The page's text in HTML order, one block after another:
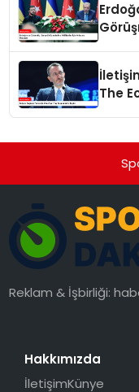
The
Reklam & İşbirliği:
Hakkımızda
İletişimKünye